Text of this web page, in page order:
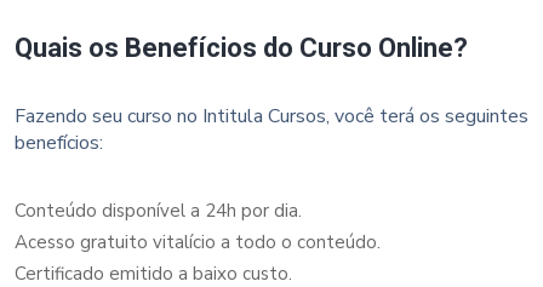
Quais os Benefícios do Curso Online?
Fazendo seu curso no Intitula Cursos, você terá os seguintes
benefícios:
Conteúdo disponível a 24h por dia.
Acesso gratuito vitalício a todo o conteúdo.
Certificado emitido a baixo custo.